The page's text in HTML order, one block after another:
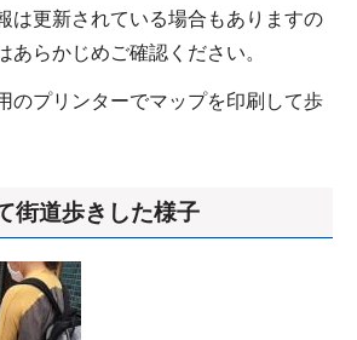
は更新されている場合もありますの
あらかじめご確認ください。
のプリンターでマップを印刷して歩
街道歩きした様子